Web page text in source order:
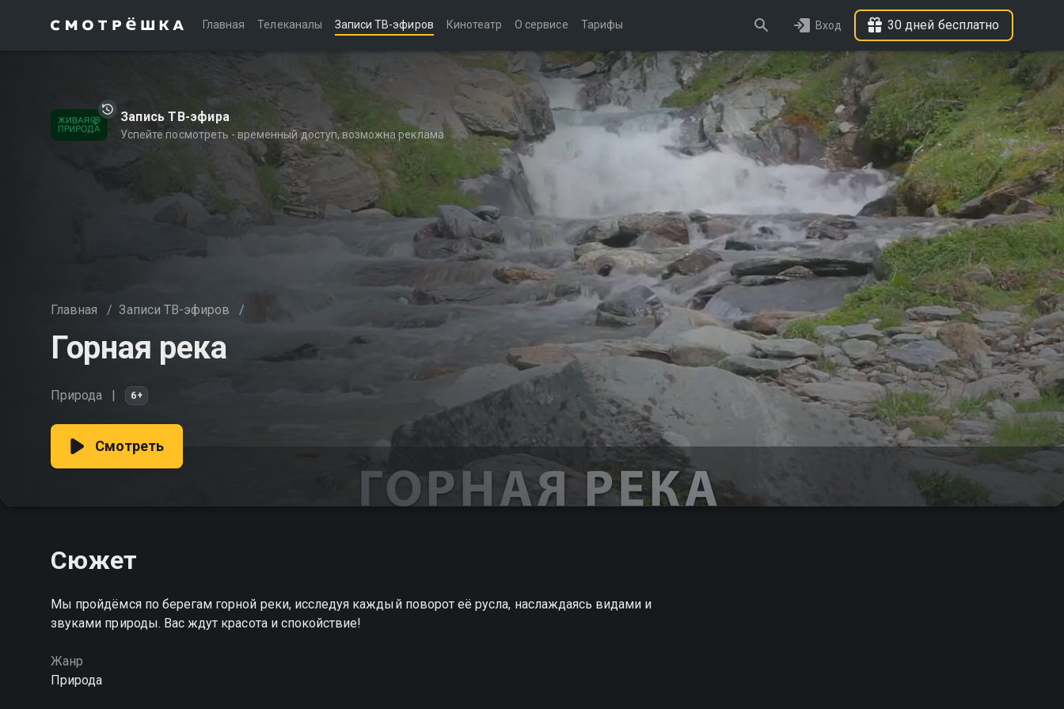
Главная Телеканалы Записи ТВ-эфиров Кинотеатр О сервисе Тарифы Вход 30 дней бесплатно
Запись ТВ-эфира
Успейте посмотреть - временный доступ, возможна реклама
Главная / Записи ТВ-эфиров /
Горная река
Природа 6+
Смотреть
Сюжет
Мы пройдёмся по берегам горной реки, исследуя каждый поворот её русла, наслаждаясь видами и
звуками природы. Вас ждут красота и спокойствие!
Жанр
Природа